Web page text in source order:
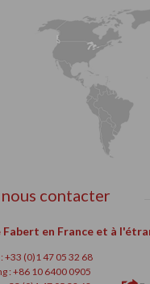
contacter
Fabert en France et à
+33 (0)1 47 05 32 68
: +86 10 6400 0905